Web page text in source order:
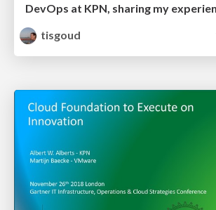
DevOps at KPN, sharing my
tisgoud